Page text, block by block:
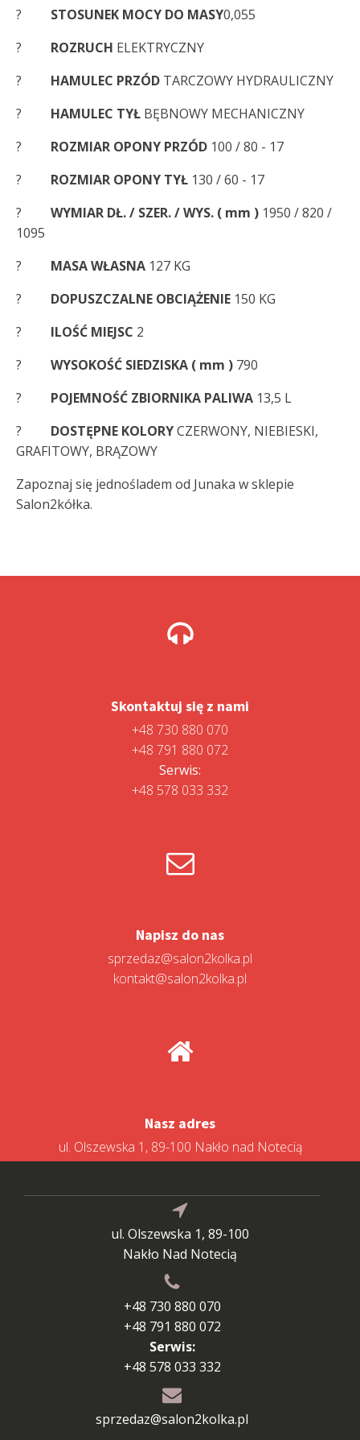
? STOSUNEK MOCY DO MASY0,055
? ROZRUCH ELEKTRYCZNY
? HAMULEC PRZÓD TARCZOWY HYDRAULICZNY
? HAMULEC TYŁ BĘBNOWY MECHANICZNY
? ROZMIAR OPONY PRZÓD 100 / 80 - 17
? ROZMIAR OPONY TYŁ 130 / 60 - 17
? WYMIAR DŁ. / SZER. / WYS. ( mm ) 1950 / 820 /
1095
? MASA WŁASNA 127 KG
? DOPUSZCZALNE OBCIĄŻENIE 150 KG
? ILOŚĆ MIEJSC 2
? WYSOKOŚĆ SIEDZISKA ( mm ) 790
? POJEMNOŚĆ ZBIORNIKA PALIWA 13,5 L
? DOSTĘPNE KOLORYCZERWONY, NIEBIESKI,
GRAFITOWY, BRĄZOWY
Zapoznaj się jednośladem od Junaka w sklepie
Salon2kółka.
Skontaktuj się z nami
+48 730 880 070
+48 791 880 072
Serwis:
+48 578 033 332
Napisz do nas
sprzedaz@salon2kolka.pl
kontakt@salon2kolka.pl
Nasz adres
ul. Olszewska 1, 89-100 Nakło nad Notecią
ul. Olszewska 1, 89-100
Nakło Nad Notecią
+48 730 880 070
+48 791 880 072
Serwis:
+48 578 033 332
sprzedaz@salon2kolka.pl